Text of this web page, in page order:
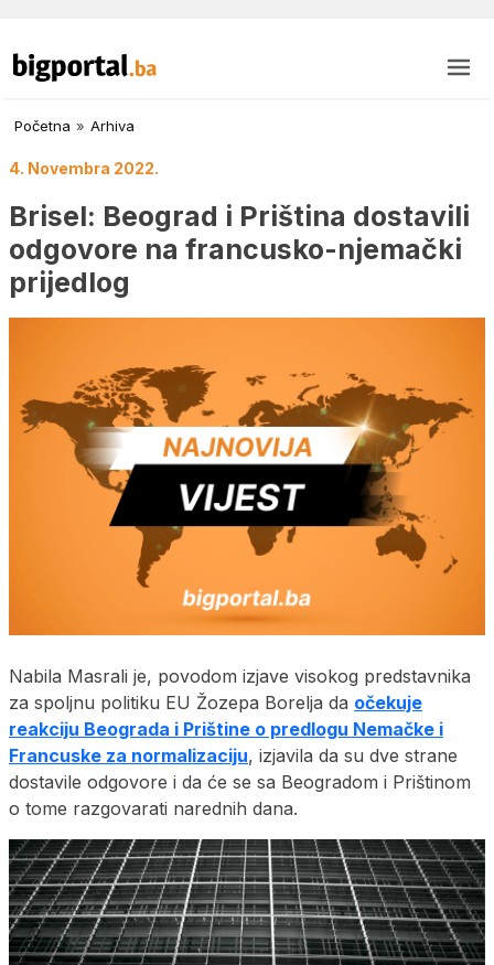
Početna » Arhiva
4. Novembra 2022.
Brisel: Beograd i Priština dostavili
odgovore na francusko-njemački
prijedlog
Nabila Masrali je, povodom izjave visokog predstavnika
za spoljnu politiku EU Žozepa Borelja da očekuje
reakciju Beograda i Prištine o predlogu Nemačke i
Francuske za normalizaciju, izjavila da su dve strane
dostavile odgovore i da će se sa Beogradom i Prištinom
o tome razgovarati narednih dana.